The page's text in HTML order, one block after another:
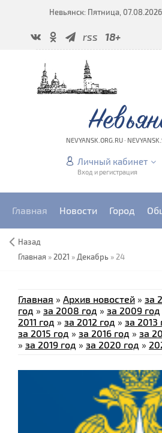
Невьянск: Пятница,
rss 18+
NEVYANSK.ORG.RU ·
Личный кабинет
Вход и регистрация
Главная Новости Город
Назад
Главная » 2021 » Декабрь » 24
Главная » Архив новостей » за
год » за 2008 год » за 2009 год
2011 год » за 2012 год » за 2013
за 2015 год » за 2016 год » за
» за 2019 год » за 2020 год »